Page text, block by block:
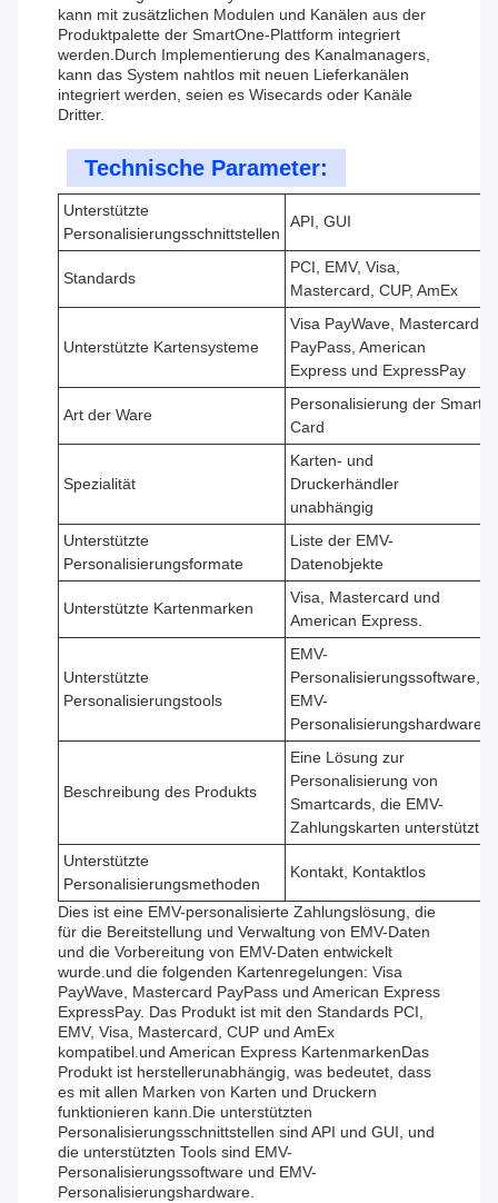
kann mit zusätzlichen Modulen und Kanälen aus der
Produktpalette der SmartOne-Plattform integriert
werden.Durch Implementierung des Kanalmanagers,
kann das System nahtlos mit neuen Lieferkanälen
integriert werden, seien es Wisecards oder Kanäle
Dritter.
Technische Parameter:
Unterstützte
Personalisierungsschnittstellen
API, GUI
Standards
PCI, EMV, Visa,
Mastercard, CUP, AmEx
Unterstützte Kartensysteme
Visa PayWave, Mastercard
PayPass, American
Express und ExpressPay
Art der Ware
Personalisierung der Smart
Card
Spezialität
Karten- und
Druckerhändler
unabhängig
Unterstützte
Personalisierungsformate
Liste der EMV-
Datenobjekte
Unterstützte Kartenmarken
Visa, Mastercard und
American Express.
Unterstützte
Personalisierungstools
EMV-
Personalisierungssoftware,
EMV-
Personalisierungshardware
Beschreibung des Produkts
Eine Lösung zur
Personalisierung von
Smartcards, die EMV-
Zahlungskarten unterstützt
Unterstützte
Personalisierungsmethoden
Kontakt, Kontaktlos
Dies ist eine EMV-personalisierte Zahlungslösung, die
für die Bereitstellung und Verwaltung von EMV-Daten
und die Vorbereitung von EMV-Daten entwickelt
wurde.und die folgenden Kartenregelungen: Visa
PayWave, Mastercard PayPass und American Express
ExpressPay. Das Produkt ist mit den Standards PCI,
EMV, Visa, Mastercard, CUP und AmEx
kompatibel.und American Express KartenmarkenDas
Produkt ist herstellerunabhängig, was bedeutet, dass
es mit allen Marken von Karten und Druckern
funktionieren kann.Die unterstützten
Personalisierungsschnittstellen sind API und GUI, und
die unterstützten Tools sind EMV-
Personalisierungssoftware und EMV-
Personalisierungshardware.